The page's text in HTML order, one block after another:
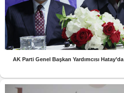
AK Parti Genel Başkan Yardımcısı Hatay’da